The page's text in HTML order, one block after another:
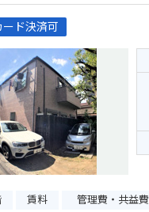
ド決済可
賃料 管理費・共益費